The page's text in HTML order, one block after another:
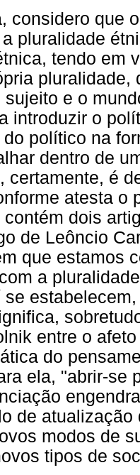
considero que
pluralidade
tendo em
sujeito e o
introduzir o
político na
dentro de
certamente, é
atesta o
contém dois
de Leôncio
que estamos
a
se
entre o
do
ela, "abrir-se
de
modos de
tipos de